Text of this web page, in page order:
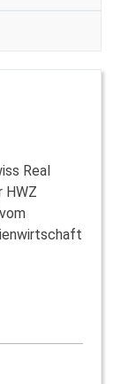
Real
HWZ